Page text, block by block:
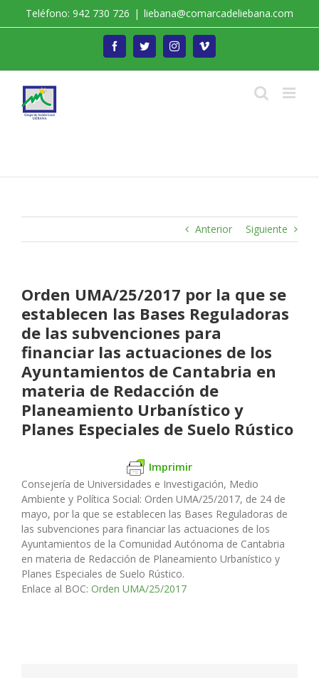
Teléfono: 942 730 726 | liebana@comarcadeliebana.com
FacebookTwitterInstagramVimeo
Anterior Siguiente
Orden UMA/25/2017 por la que se
establecen las Bases Reguladoras
de las subvenciones para
financiar las actuaciones de los
Ayuntamientos de Cantabria en
materia de Redacción de
Planeamiento Urbanístico y
Planes Especiales de Suelo Rústico
Imprimir
Consejería de Universidades e Investigación, Medio
Ambiente y Política Social: Orden UMA/25/2017, de 24 de
mayo, por la que se establecen las Bases Reguladoras de
las subvenciones para financiar las actuaciones de los
Ayuntamientos de la Comunidad Autónoma de Cantabria
en materia de Redacción de Planeamiento Urbanístico y
Planes Especiales de Suelo Rústico.
Enlace al BOC: Orden UMA/25/2017